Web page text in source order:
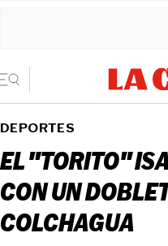
DEPORTES
EL "TORITO"
CON UN
COLCHAGUA